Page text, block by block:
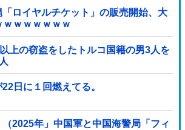
ロイヤルチケット」の販売開始、大
ｗｗｗｗｗｗｗ
上の窃盗をしたトルコ国籍の男3人を
人
日に１回燃えてる。
2025年」中国軍と中国海警局「フィ